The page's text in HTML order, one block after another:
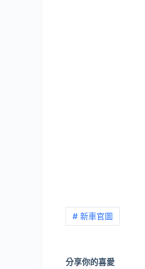
# 新車官圖
分享你的喜愛